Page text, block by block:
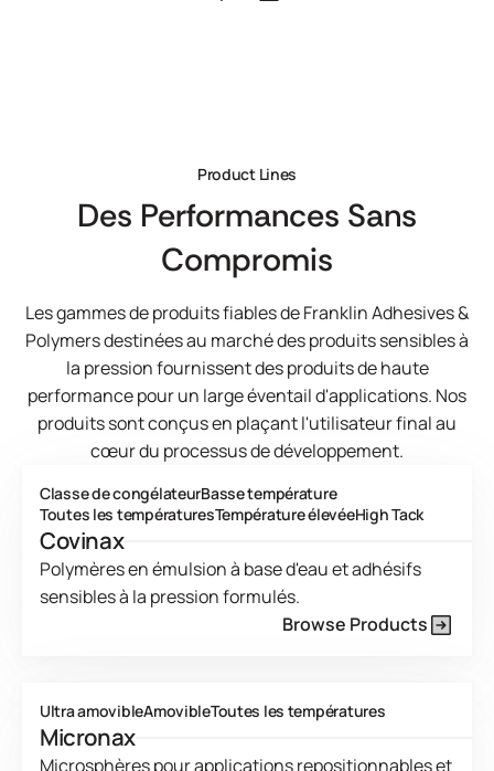
Product Lines
Des Performances Sans
Compromis
Les gammes de produits fiables de Franklin Adhesives &
Polymers destinées au marché des produits sensibles à
la pression fournissent des produits de haute
performance pour un large éventail d'applications. Nos
produits sont conçus en plaçant l'utilisateur final au
cœur du processus de développement.
Classe de congélateurBasse température
Toutes les températuresTempérature élevéeHigh Tack
Covinax
Polymères en émulsion à base d'eau et adhésifs
sensibles à la pression formulés.
Browse Products
Ultra amovibleAmovibleToutes les températures
Micronax
Microsphères pour applications repositionnables et